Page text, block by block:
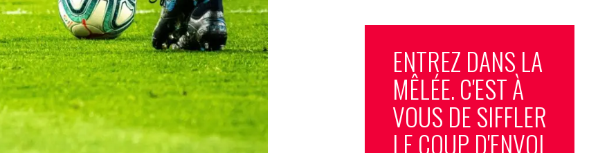
ENTREZ DANS LA
MÊLÉE. C'EST À
VOUS DE SIFFLER
LE COUP D'ENVOI